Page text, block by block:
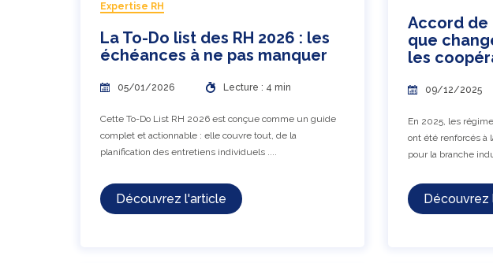
Expertise RH
La To-Do list des RH 2026 : les
échéances à ne pas manquer
05/01/2026 Lecture : 4 min
Cette To-Do List RH 2026 est conçue comme un guide
complet et actionnable : elle couvre tout, de la
planification des entretiens individuels ....
Découvrez l'article
Accord de
que
les
09/12/2025
En 2025, les
ont été renforcés à
pour la branche
Découvrez